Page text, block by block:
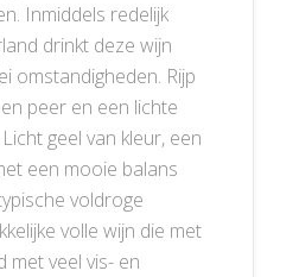
Inmiddels redelijk
drinkt deze wijn
omstandigheden. Rijp
peer en een lichte
geel van kleur, een
een mooie balans
voldroge
volle wijn die met
met veel vis- en